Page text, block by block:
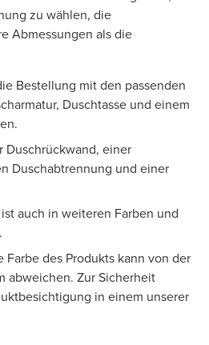
zu wählen, die
Abmessungen als die
Bestellung mit den passenden
Duschtasse und einem
Duschrückwand, einer
Duschabtrennung und einer
auch in weiteren Farben und
des Produkts kann von der
abweichen. Zur Sicherheit
in einem unserer